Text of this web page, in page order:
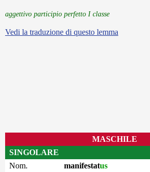
aggettivo participio perfetto I classe
Vedi la traduzione di questo lemma
MASCHILE
SINGOLARE
Nom.
manifestatus